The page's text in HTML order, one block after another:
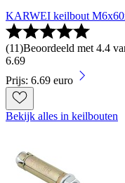
KARWEI keilbout
(11)Beoordeeld met 4.4
6.69
Prijs: 6.69 euro
Bekijk alles in keilbouten